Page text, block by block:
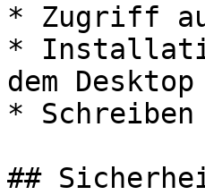
* Zugriff
*
dem
* Schreiben
##